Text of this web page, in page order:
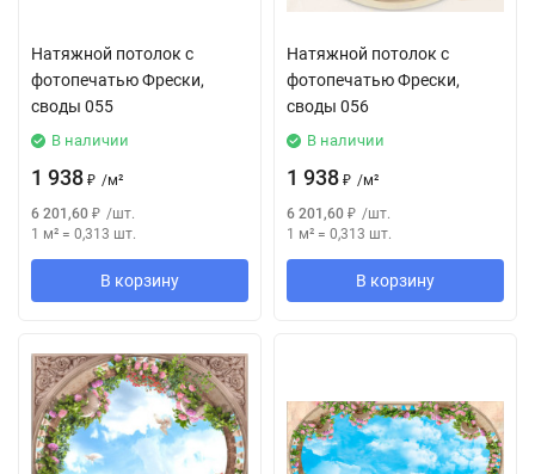
Натяжной потолок с
фотопечатью Фрески,
своды 055
В наличии
1 938 ₽ /м²
6 201,60 ₽ /шт.
1 м² = 0,313 шт.
В корзину
Натяжной потолок с
фотопечатью Фрески,
своды 056
В наличии
1 938 ₽ /м²
6 201,60 ₽ /шт.
1 м² = 0,313 шт.
В корзину